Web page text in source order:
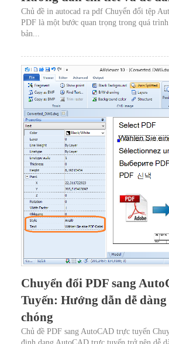
Chủ đề in autocad ra pdf Chuyển đổi tệp
PDF là một bước quan trọng trong quá
bản...
Chuyển đổi PDF sang
Tuyến: Hướng dẫn dễ
chóng
Chủ đề PDF sang AutoCAD trực tuyến